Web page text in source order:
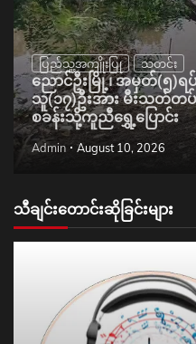
ပြည်သူ့အကျိုးပြု သတင်း
ညောင်ဦးမြို့၊ အမှတ်(၅)
သူ(၁၇)ဦးအား မီးသတ်တ
စခန်းသို့ကူညီရွှေ့ပြောင်း
Admin August 10, 2026
သီချင်းတောင်းဆိုခြင်းများ